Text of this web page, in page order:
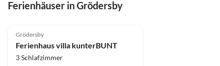
Ferienhäuser in Grödersby
Grödersby
Ferienhaus villa kunterBUNT
3 Schlafzimmer